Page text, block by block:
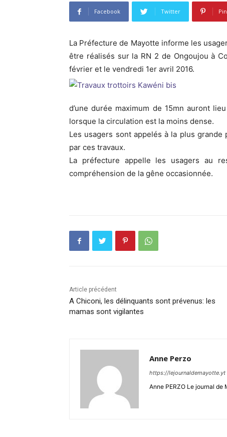
Facebook Twitter
La Préfecture de Mayotte informe les
être réalisés sur la RN 2 de Ongoujou à
février et le vendredi 1er avril 2016.
d’une durée maximum de 15mn auront
lorsque la circulation est la moins dense.
Les usagers sont appelés à la plus
par ces travaux.
La préfecture appelle les usagers au
compréhension de la gêne occasionnée.
Article précédent
A Chiconi, les délinquants sont prévenus: les
mamas sont vigilantes
Anne Perzo
https://lejournaldemayotte.yt
Anne PERZO Le journal